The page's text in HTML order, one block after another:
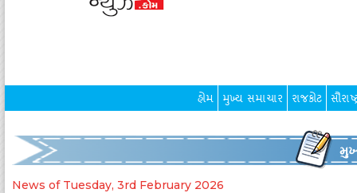
હોમ મુખ્ય સમાચાર રાજકોટ
News of Tuesday, 3rd February 2026